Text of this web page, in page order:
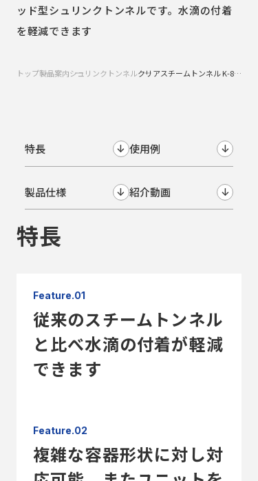
ッド型シュリンクトンネルです。水滴の付着
を軽減できます
トップ製品案内シュリンクトンネル クリアスチームトンネル K-800+CSK-1000
特長 ↓ 使用例 ↓
製品仕様 ↓ 紹介動画 ↓
特長
Feature.01
従来のスチームトンネル
と比べ水滴の付着が軽減
できます
Feature.02
複雑な容器形状に対し対